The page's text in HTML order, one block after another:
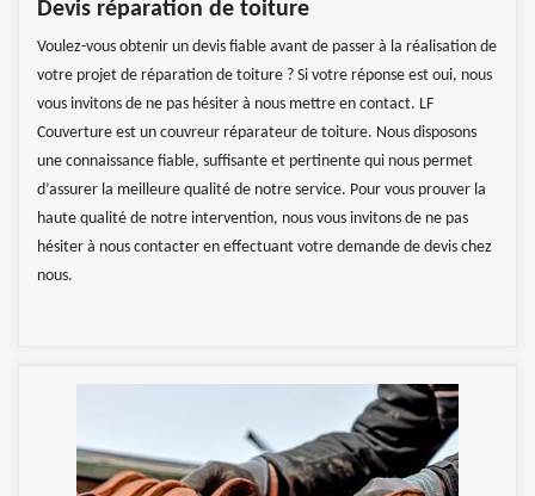
Devis réparation de toiture
Voulez-vous obtenir un devis fiable avant de passer à la réalisation de
votre projet de réparation de toiture ? Si votre réponse est oui, nous
vous invitons de ne pas hésiter à nous mettre en contact. LF
Couverture est un couvreur réparateur de toiture. Nous disposons
une connaissance fiable, suffisante et pertinente qui nous permet
d’assurer la meilleure qualité de notre service. Pour vous prouver la
haute qualité de notre intervention, nous vous invitons de ne pas
hésiter à nous contacter en effectuant votre demande de devis chez
nous.